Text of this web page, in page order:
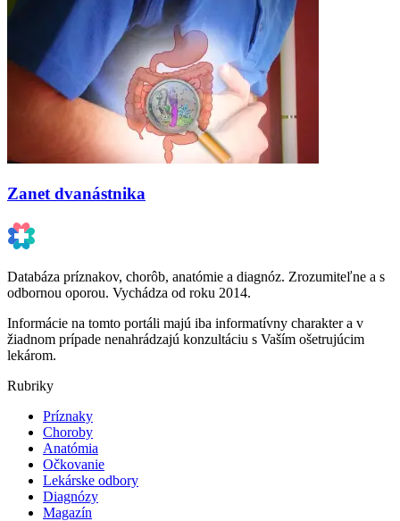
Zanet dvanástnika
Databáza príznakov, chorôb, anatómie a diagnóz. Zrozumiteľne a s
odbornou oporou. Vychádza od roku 2014.
Informácie na tomto portáli majú iba informatívny charakter a v
žiadnom prípade nenahrádzajú konzultáciu s Vaším ošetrujúcim
lekárom.
Rubriky
Príznaky
Choroby
Anatómia
Očkovanie
Lekárske odbory
Diagnózy
Magazín